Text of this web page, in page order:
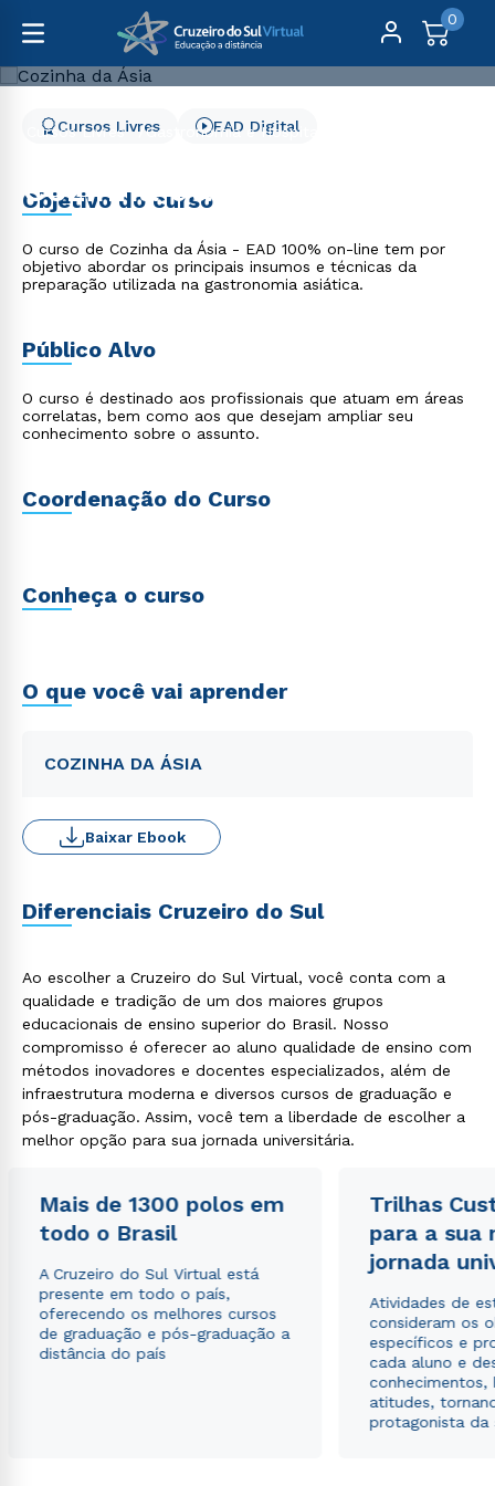
0
Cursos Livres
Gastronomia e Hospitalidade
Cozinha da Ásia
Cursos Livres EAD Digital
Objetivo do curso
O curso de Cozinha da Ásia - EAD 100% on-line tem por
objetivo abordar os principais insumos e técnicas da
preparação utilizada na gastronomia asiática.
Público Alvo
O curso é destinado aos profissionais que atuam em áreas
correlatas, bem como aos que desejam ampliar seu
conhecimento sobre o assunto.
Coordenação do Curso
Conheça o curso
O que você vai aprender
COZINHA DA ÁSIA
Baixar Ebook
Diferenciais Cruzeiro do Sul
Ao escolher a Cruzeiro do Sul Virtual, você conta com a
qualidade e tradição de um dos maiores grupos
educacionais de ensino superior do Brasil. Nosso
compromisso é oferecer ao aluno qualidade de ensino com
métodos inovadores e docentes especializados, além de
infraestrutura moderna e diversos cursos de graduação e
pós-graduação. Assim, você tem a liberdade de escolher a
melhor opção para sua jornada universitária.
Mais de 1300 polos em
todo o Brasil
A Cruzeiro do Sul Virtual está
presente em todo o país,
oferecendo os melhores cursos
de graduação e pós-graduação a
distância do país
Trilhas
para a sua
jornada
Atividades de
consideram os
específicos e
cada aluno e
conhecimentos,
atitudes,
protagonista da